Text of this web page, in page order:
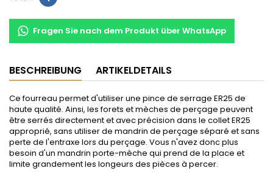
Fragen Sie nach dem Produkt über WhatsApp
BESCHREIBUNG ARTIKELDETAILS
Ce fourreau permet d'utiliser une pince de serrage ER25 de
haute qualité. Ainsi, les forets et mèches de perçage peuvent
être serrés directement et avec précision dans le collet ER25
approprié, sans utiliser de mandrin de perçage séparé et sans
perte de l'entraxe lors du perçage. Vous n'avez donc plus
besoin d'un mandrin porte-mèche qui prend de la place et
limite grandement les longeurs des pièces à percer.